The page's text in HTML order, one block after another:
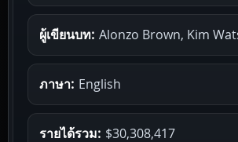
ผู้เขียนบท: Alonzo Brown, Kim
ภาษา: English
รายได้รวม: $30,308,417